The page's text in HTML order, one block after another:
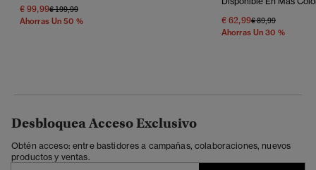
€ 99,99Precio Rebajado De
€ 199,99A
Ahorras Un 50 %
€ 62,99Precio Rebajado
€ 89,99A
Ahorras Un 30 %
Desbloquea Acceso Exclusivo
Obtén acceso: entre bastidores a campañas, colaboraciones, nuevos
productos y ventas.